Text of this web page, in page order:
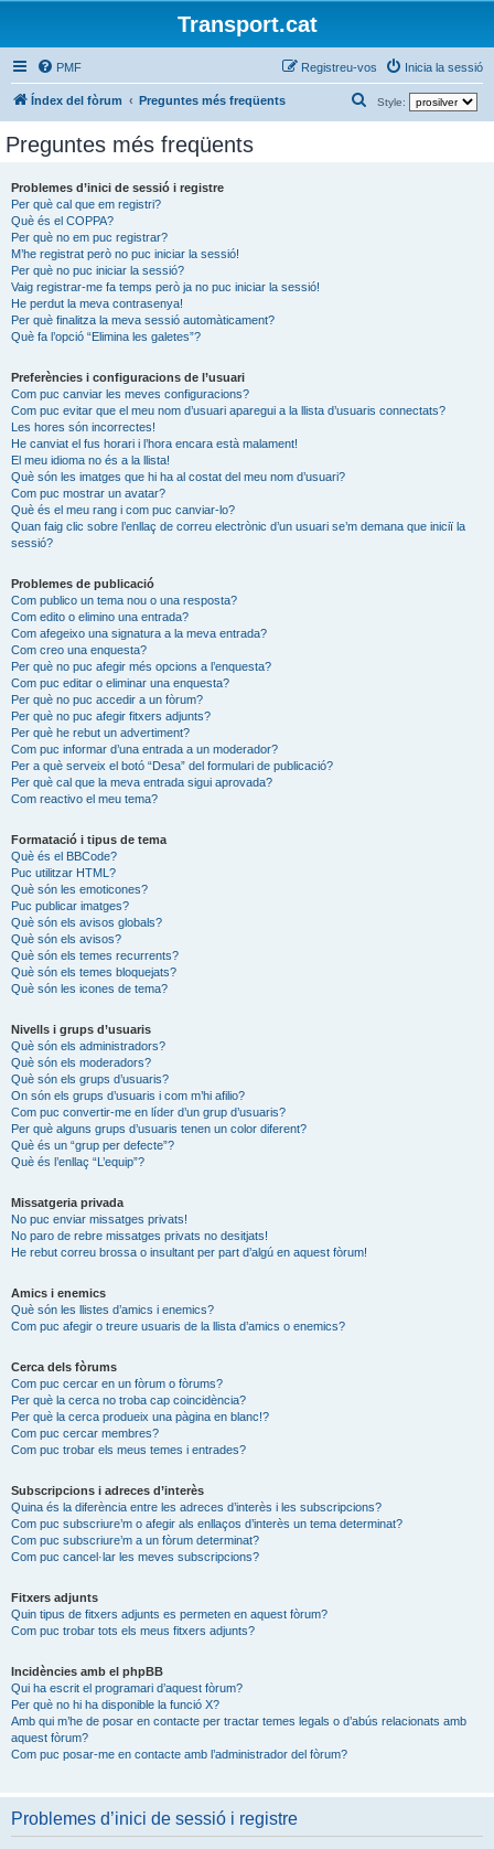
Transport.cat
PMF Inicia la sessió
Registreu-vos
Índex del fòrum Preguntes més freqüents Style:
e
Preguntes més freqüents
Problemes d’inici de sessió i registre
Per què cal que em registri?
Què és el COPPA?
Per què no em puc registrar?
M’he registrat però no puc iniciar la sessió!
Per què no puc iniciar la sessió?
Vaig registrar-me fa temps però ja no puc iniciar la sessió!
He perdut la meva contrasenya!
Per què finalitza la meva sessió automàticament?
Què fa l’opció “Elimina les galetes”?
Preferències i configuracions de l’usuari
Com puc canviar les meves configuracions?
Com puc evitar que el meu nom d’usuari aparegui a la llista d’usuaris connectats?
Les hores són incorrectes!
He canviat el fus horari i l’hora encara està malament!
El meu idioma no és a la llista!
Què són les imatges que hi ha al costat del meu nom d’usuari?
Com puc mostrar un avatar?
Què és el meu rang i com puc canviar-lo?
Quan faig clic sobre l’enllaç de correu electrònic d’un usuari se’m demana que iniciï la
sessió?
Problemes de publicació
Com publico un tema nou o una resposta?
Com edito o elimino una entrada?
Com afegeixo una signatura a la meva entrada?
Com creo una enquesta?
Per què no puc afegir més opcions a l’enquesta?
Com puc editar o eliminar una enquesta?
Per què no puc accedir a un fòrum?
Per què no puc afegir fitxers adjunts?
Per què he rebut un advertiment?
Com puc informar d’una entrada a un moderador?
Per a què serveix el botó “Desa” del formulari de publicació?
Per què cal que la meva entrada sigui aprovada?
Com reactivo el meu tema?
Formatació i tipus de tema
Què és el BBCode?
Puc utilitzar HTML?
Què són les emoticones?
Puc publicar imatges?
Què són els avisos globals?
Què són els avisos?
Què són els temes recurrents?
Què són els temes bloquejats?
Què són les icones de tema?
Nivells i grups d’usuaris
Què són els administradors?
Què són els moderadors?
Què són els grups d’usuaris?
On són els grups d’usuaris i com m’hi afilio?
Com puc convertir-me en líder d’un grup d’usuaris?
Per què alguns grups d’usuaris tenen un color diferent?
Què és un “grup per defecte”?
Què és l’enllaç “L’equip”?
Missatgeria privada
No puc enviar missatges privats!
No paro de rebre missatges privats no desitjats!
He rebut correu brossa o insultant per part d’algú en aquest fòrum!
Amics i enemics
Què són les llistes d’amics i enemics?
Com puc afegir o treure usuaris de la llista d’amics o enemics?
Cerca dels fòrums
Com puc cercar en un fòrum o fòrums?
Per què la cerca no troba cap coincidència?
Per què la cerca produeix una pàgina en blanc!?
Com puc cercar membres?
Com puc trobar els meus temes i entrades?
Subscripcions i adreces d’interès
Quina és la diferència entre les adreces d’interès i les subscripcions?
Com puc subscriure’m o afegir als enllaços d’interès un tema determinat?
Com puc subscriure’m a un fòrum determinat?
Com puc cancel·lar les meves subscripcions?
Fitxers adjunts
Quin tipus de fitxers adjunts es permeten en aquest fòrum?
Com puc trobar tots els meus fitxers adjunts?
Incidències amb el phpBB
Qui ha escrit el programari d’aquest fòrum?
Per què no hi ha disponible la funció X?
Amb qui m’he de posar en contacte per tractar temes legals o d’abús relacionats amb
aquest fòrum?
Com puc posar-me en contacte amb l’administrador del fòrum?
Problemes d’inici de sessió i registre